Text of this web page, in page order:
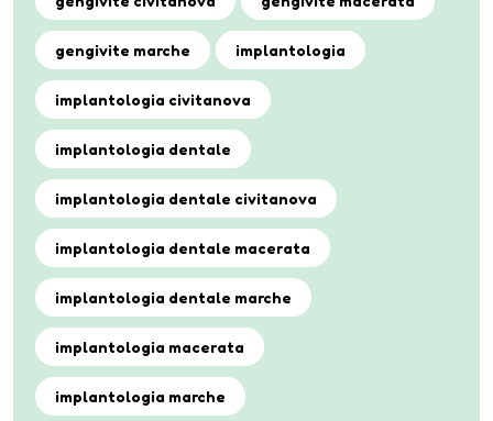
gengivite marche implantologia
implantologia civitanova
implantologia dentale
implantologia dentale civitanova
implantologia dentale macerata
implantologia dentale marche
implantologia macerata
implantologia marche